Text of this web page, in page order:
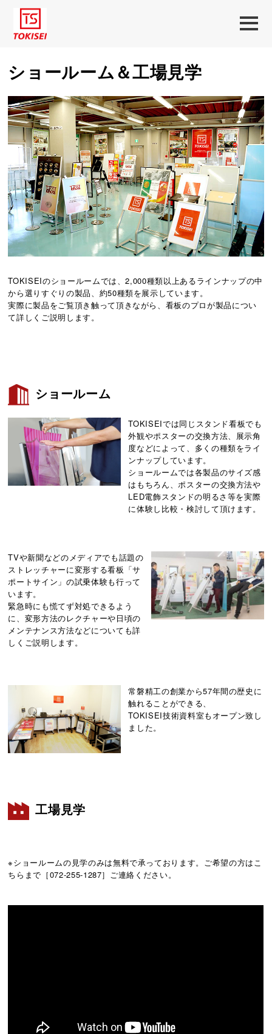
ショールーム＆工場見学
TOKISEIのショールームでは、2,000種類以上あるラインナップの中
から選りすぐりの製品、約50種類を展示しています。
実際に製品をご覧頂き触って頂きながら、看板のプロが製品につい
て詳しくご説明します。
ショールーム
TOKISEIでは同じスタンド看板でも
外観やポスターの交換方法、展示角
度などによって、多くの種類をライ
ンナップしています。
ショールームでは各製品のサイズ感
はもちろん、ポスターの交換方法や
LED電飾スタンドの明るさ等を実際
に体験し比較・検討して頂けます。
TVや新聞などのメディアでも話題の
ストレッチャーに変形する看板「サ
ポートサイン」の試乗体験も行って
います。
緊急時にも慌てず対処できるよう
に、変形方法のレクチャーや日頃の
メンテナンス方法などについても詳
しくご説明します。
常磐精工の創業から57年間の歴史に
触れることができる、
TOKISEI技術資料室もオープン致し
ました。
工場見学
※ショールームの見学のみは無料で承っております。ご希望の方はこ
ちらまで［072-255-1287］ご連絡ください。